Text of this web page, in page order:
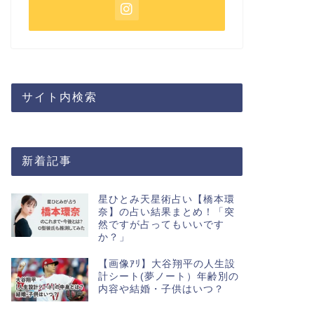
サイト内検索
新着記事
星ひとみ天星術占い【橋本環
奈】の占い結果まとめ！「突
然ですが占ってもいいです
か？」
【画像ｱﾘ】大谷翔平の人生設
計シート(夢ノート）年齢別の
内容や結婚・子供はいつ？